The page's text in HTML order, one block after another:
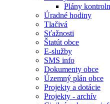
Plány
Úradné hodiny
Tlačivá
Sťažnosti
Štatút obce
E-služby
SMS info
Dokumenty obce
Územný plán obce
Projekty a dotácie
Projekty - archív